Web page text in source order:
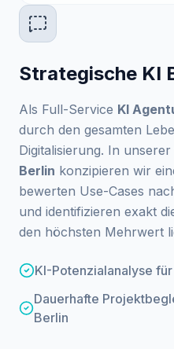
Strategische KI
Als Full-Service KI
durch den gesamten
Digitalisierung. In
Berlin konzipieren wir
bewerten Use-Cases
und identifizieren exakt
den höchsten Mehrwert
KI-Potenzialanalyse
Dauerhafte
Berlin